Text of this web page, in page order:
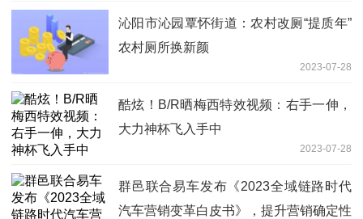
沁阳市沁园覃怀街道：农村改厕“提质年”
农村厕所换新颜
2023-07-28
酷炫！B/R晒梅西特效视频：右手一伸，
大力神杯飞入手中
2023-07-28
群邑联合易车发布《2023全域链路时代
汽车营销变革白皮书》，提升营销确定性